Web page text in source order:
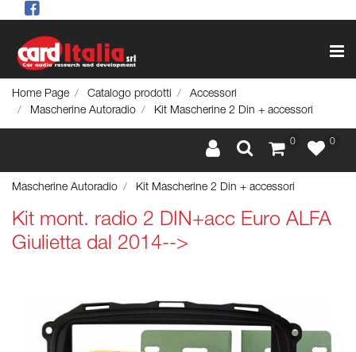
Home Page Catalogo prodotti
Accessori
Mascherine Autoradio
Kit Mascherine 2 Din + accessori
0 0
Mascherine Autoradio Kit Mascherine 2 Din + accessori
Kit mont. radio 2 DIN+acc Euro ALFA
Giulietta dal 2014-->